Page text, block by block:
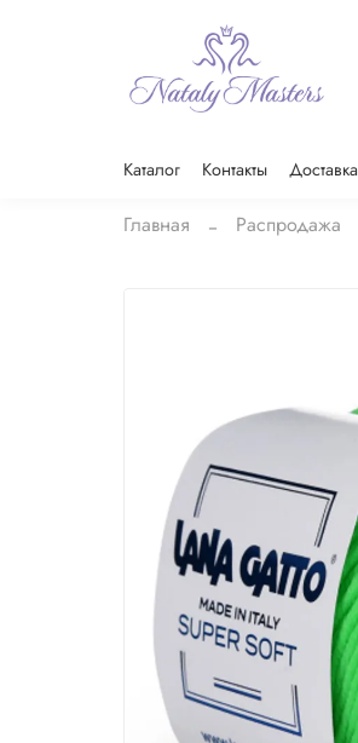
Каталог Контакты Доставка
Главная Распродажа